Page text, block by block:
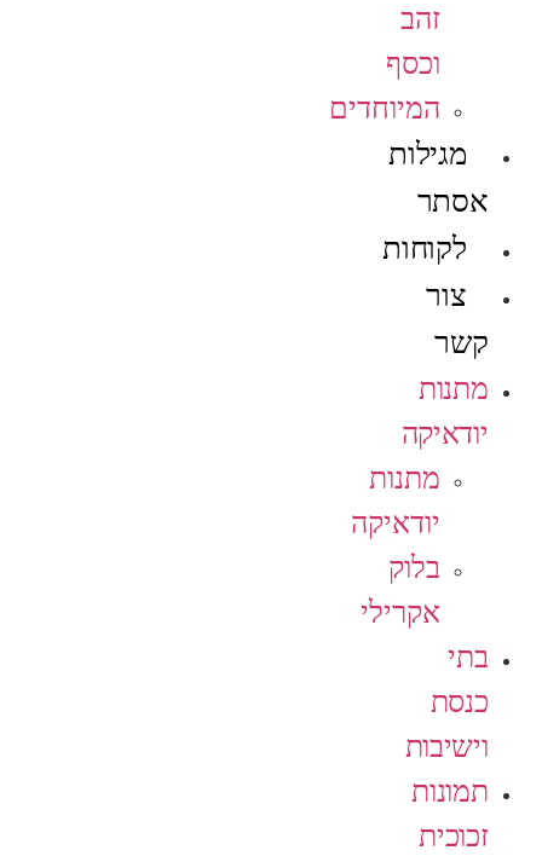
זהב
וכסף
המיוחדים
מגילות
אסתר
לקוחות
צור
קשר
מתנות
יודאיקה
מתנות
יודאיקה
בלוק
אקרילי
בתי
כנסת
וישיבות
תמונות
זכוכית